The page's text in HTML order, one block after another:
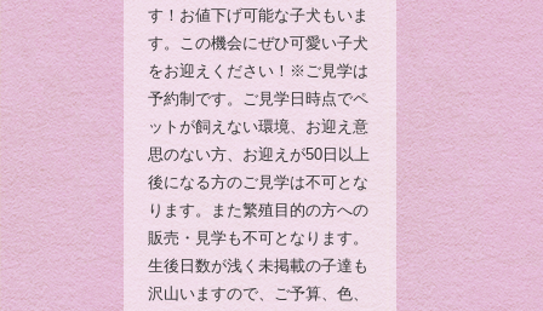
す！お値下げ可能な子犬もいま
す。この機会にぜひ可愛い子犬
をお迎えください！※ご見学は
予約制です。ご見学日時点でペ
ットが飼えない環境、お迎え意
思のない方、お迎えが50日以上
後になる方のご見学は不可とな
ります。また繁殖目的の方への
販売・見学も不可となります。
生後日数が浅く未掲載の子達も
沢山いますので、ご予算、色、